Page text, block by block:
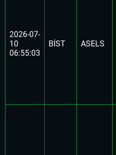
2026-07-
10
06:55:03
BİST ASELS